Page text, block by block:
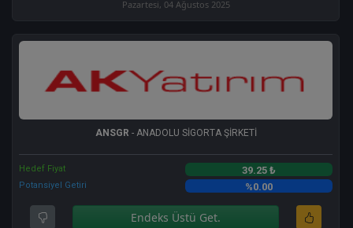
Pazartesi, 04 Ağustos 2025
ANSGR - ANADOLU SİGORTA ŞİRKETİ
Hedef Fiyat 39.25 ₺
Potansiyel Getiri %0.00
Endeks Üstü Get.